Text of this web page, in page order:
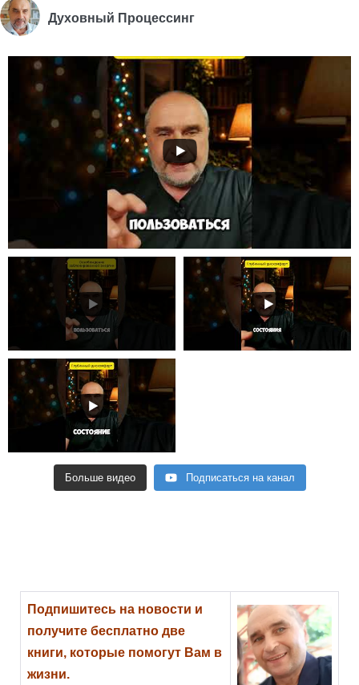
Духовный Процессинг
Больше видео Подписаться на канал
Подпишитесь на новости и
получите бесплатно две
книги, которые помогут Вам в
жизни.